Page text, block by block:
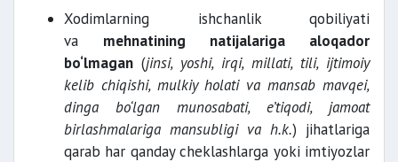
Xodimlarning ishchanlik qobiliyati
va mehnatining natijalariga aloqador
bo‘lmagan (jinsi, yoshi, irqi, millati, tili, ijtimoiy
kelib chiqishi, mulkiy holati va mansab mavqei,
dinga bo‘lgan munosabati, e’tiqodi, jamoat
birlashmalariga mansubligi va h.k.) jihatlariga
qarab har qanday cheklashlarga yoki imtiyozlar